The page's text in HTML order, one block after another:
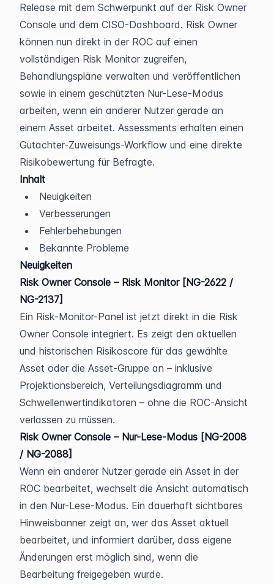
Release mit dem Schwerpunkt auf der Risk Owner
Console und dem CISO-Dashboard. Risk Owner
können nun direkt in der ROC auf einen
vollständigen Risk Monitor zugreifen,
Behandlungspläne verwalten und veröffentlichen
sowie in einem geschützten Nur-Lese-Modus
arbeiten, wenn ein anderer Nutzer gerade an
einem Asset arbeitet. Assessments erhalten einen
Gutachter-Zuweisungs-Workflow und eine direkte
Risikobewertung für Befragte.
Inhalt
Neuigkeiten
Verbesserungen
Fehlerbehebungen
Bekannte Probleme
Neuigkeiten
Risk Owner Console – Risk Monitor [NG-2622 /
NG-2137]
Ein Risk-Monitor-Panel ist jetzt direkt in die Risk
Owner Console integriert. Es zeigt den aktuellen
und historischen Risikoscore für das gewählte
Asset oder die Asset-Gruppe an – inklusive
Projektionsbereich, Verteilungsdiagramm und
Schwellenwertindikatoren – ohne die ROC-Ansicht
verlassen zu müssen.
Risk Owner Console – Nur-Lese-Modus [NG-2008
/ NG-2088]
Wenn ein anderer Nutzer gerade ein Asset in der
ROC bearbeitet, wechselt die Ansicht automatisch
in den Nur-Lese-Modus. Ein dauerhaft sichtbares
Hinweisbanner zeigt an, wer das Asset aktuell
bearbeitet, und informiert darüber, dass eigene
Änderungen erst möglich sind, wenn die
Bearbeitung freigegeben wurde.